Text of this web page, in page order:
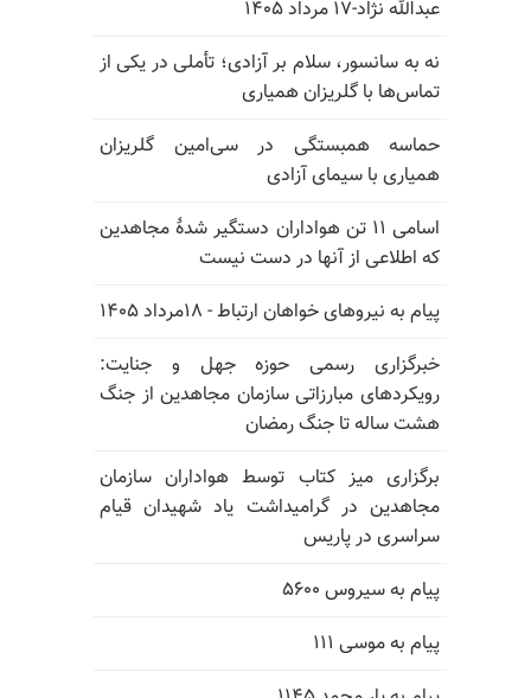
عبدالله نژاد-۱۷ مرداد ۱۴۰۵
نه به سانسور، سلام بر آزادی؛ تأملی در یکی از
تماس‌ها با گلریزان همیاری
حماسه همبستگی در سی‌امین گلریزان
همیاری با سیمای آزادی
اسامی ۱۱ تن هواداران دستگیر شدهٔ مجاهدین
که اطلاعی از آنها در دست نیست
پیام به نیروهای خواهان ارتباط - ۱۸مرداد ۱۴۰۵
خبرگزاری رسمی حوزه جهل و جنایت:
رویکردهای مبارزاتی سازمان مجاهدین از جنگ
هشت ساله تا جنگ رمضان
برگزاری میز کتاب توسط هواداران سازمان
مجاهدین در گرامیداشت یاد شهیدان قیام
سراسری در پاریس
پیام به سیروس ۵۶۰۰
پیام به موسی ۱۱۱